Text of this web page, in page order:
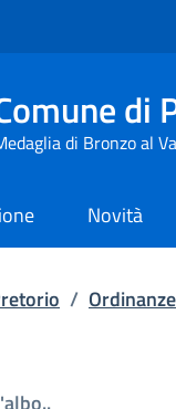
di
di Bronzo al
Novità
/ Ordinanze